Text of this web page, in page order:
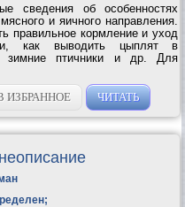
сведения об особенностях
и яичного направления.
правильное кормление и уход
как выводить цыплят в
зимние птичники и др. Для
ИЗБРАННОЕ ЧИТАТЬ
;